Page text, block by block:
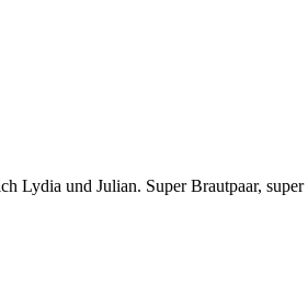
Lydia und Julian. Super Brautpaar, super